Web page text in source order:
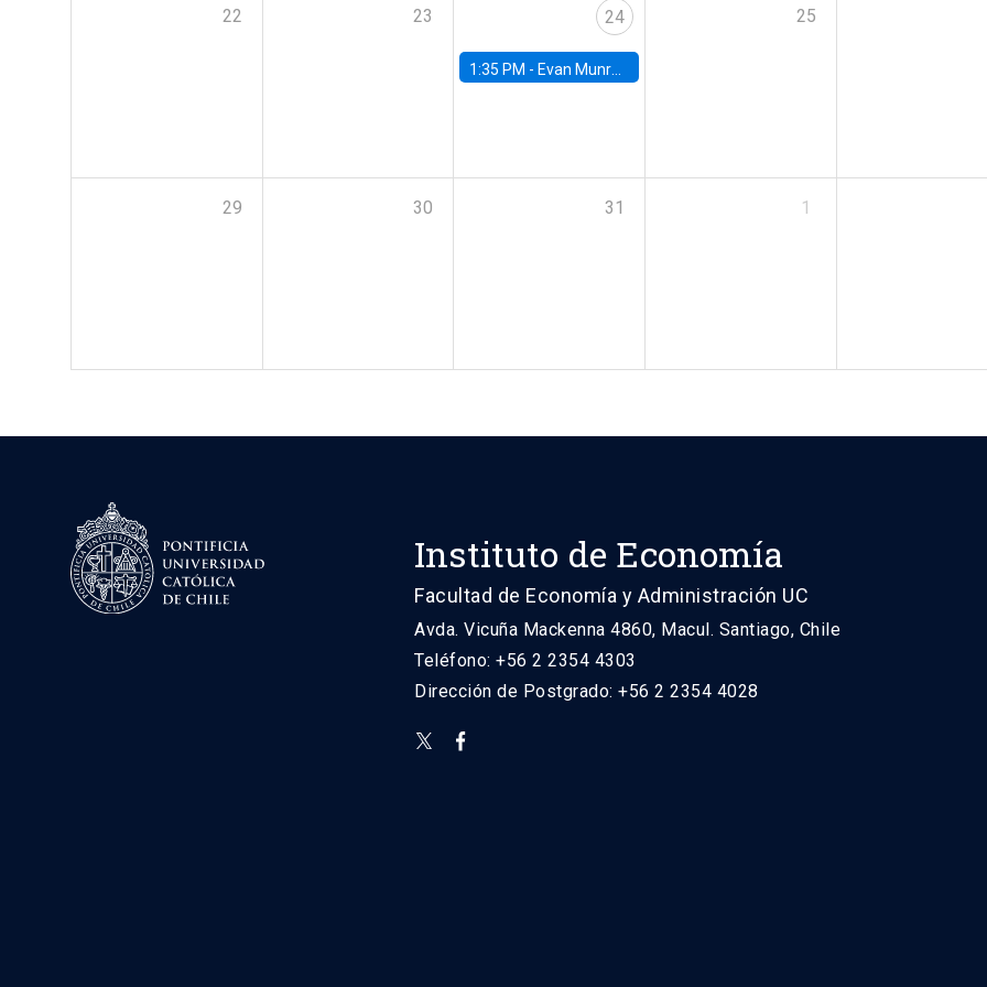
22 23 24
1:35 PM - Evan Munro, Neyman Visiting Assistant Professor in the Department of Statistics at UC Berkeley
25
29 30 31 1
Instituto de Economía
Facultad de Economía y Administración UC
Avda. Vicuña Mackenna 4860, Macul. Santiago, Chile
Teléfono: +56 2 2354 4303
Dirección de Postgrado: +56 2 2354 4028